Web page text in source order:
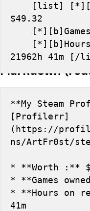
$49.32
21962h 41m [/
Markdown
**My Steam
[Profilerr]
(https://
ns/ArtFr0st/
* **Worth :**
* **Games
* **Hours on
41m